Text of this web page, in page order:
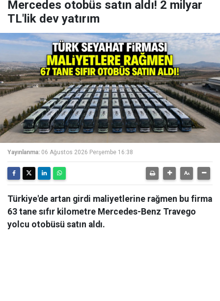
Mercedes otobüs satın aldı! 2 milyar
TL'lik dev yatırım
Yayınlanma: 06 Ağustos 2026 Perşembe 16:38
Türkiye'de artan girdi maliyetlerine rağmen bu firma
63 tane sıfır kilometre Mercedes-Benz Travego
yolcu otobüsü satın aldı.